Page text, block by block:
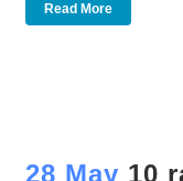
Read More
28 May 10